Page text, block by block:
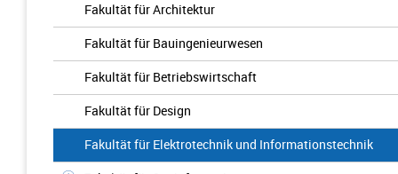
Fakultät für Architektur
Fakultät für Bauingenieurwesen
Fakultät für Betriebswirtschaft
Fakultät für Design
Fakultät für Elektrotechnik und Informationstechnik